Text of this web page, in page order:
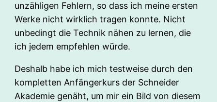
unzähligen Fehlern, so dass ich meine ersten
Werke nicht wirklich tragen konnte. Nicht
unbedingt die Technik nähen zu lernen, die
ich jedem empfehlen würde.
Deshalb habe ich mich testweise durch den
kompletten Anfängerkurs der Schneider
Akademie genäht, um mir ein Bild von diesem